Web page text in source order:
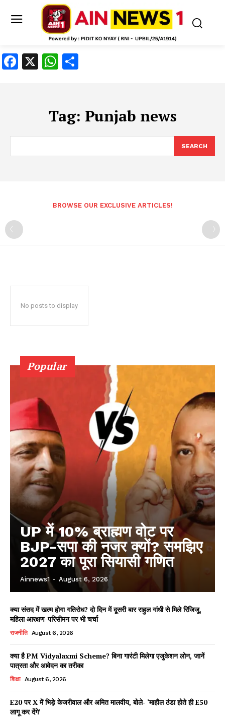
Facebook
X WhatsApp
Tag: Punjab news
SEARCH
BROWSE OUR EXCLUSIVE ARTICLES!
No posts to display
Popular
UP में 10% ब्राह्मण वोट पर
BJP-सपा की नजर क्यों? समझिए
2027 का पूरा सियासी गणित
Ainnews1 - August 6, 2026
क्या संसद में खत्म होगा गतिरोध? दो दिन में दूसरी बार राहुल गांधी से मिले रिजिजू,
महिला आरक्षण-परिसीमन पर भी चर्चा
राजनीति August 6, 2026
क्या है PM Vidyalaxmi Scheme? बिना गारंटी मिलेगा एजुकेशन लोन, जानें
पात्रता और आवेदन का तरीका
शिक्षा August 6, 2026
E20 पर X में भिड़े केजरीवाल और अमित मालवीय, बोले- ‘माहौल ठंडा होते ही E50
लागू कर देंगे’